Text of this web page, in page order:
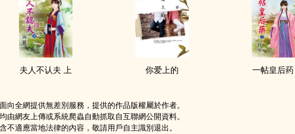
夫人不认夫 上 你爱上的 一帖皇后
向全網提供無差別服務，提供的作品版權屬於作者。
由網友上傳或系統爬蟲自動抓取自互聯網公開資料。
不適應當地法律的內容，敬請用戶自主識別退出。